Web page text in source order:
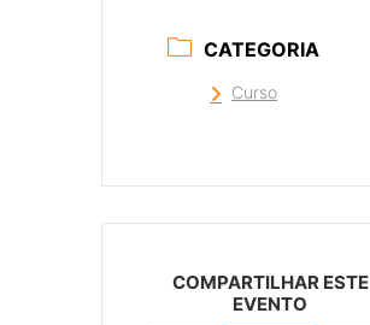
CATEGORIA
Curso
COMPARTILHAR ESTE
EVENTO